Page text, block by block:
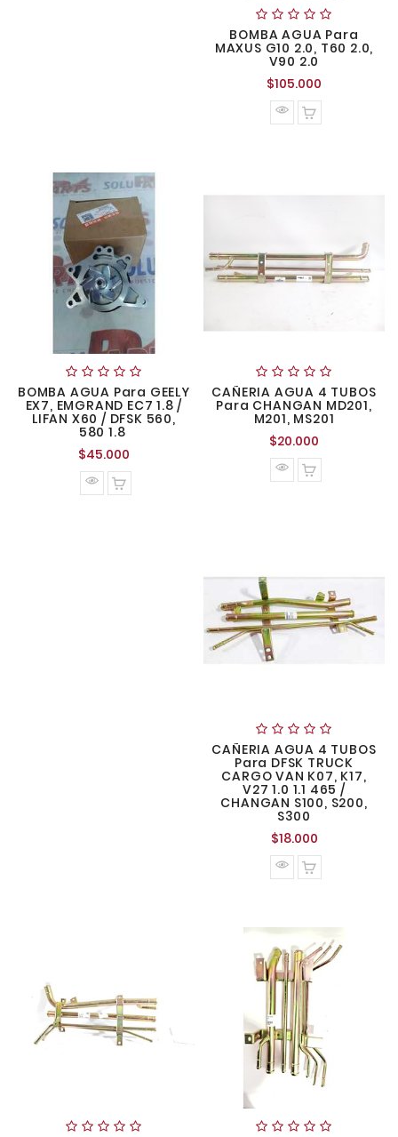
BOMBA AGUA Para
MAXUS G10 2.0, T60 2.0,
V90 2.0
$105.000
normal
BOMBA AGUA Para GEELY
EX7, EMGRAND EC7 1.8 /
LIFAN X60 / DFSK 560,
580 1.8
$45.000
normal
CAÑERIA AGUA 4 TUBOS
Para CHANGAN MD201,
M201, MS201
$20.000
normal
CAÑERIA AGUA 4 TUBOS
Para DFSK TRUCK
CARGO VAN K07, K17,
V27 1.0 1.1 465 /
CHANGAN S100, S200,
S300
$18.000Precio
normal